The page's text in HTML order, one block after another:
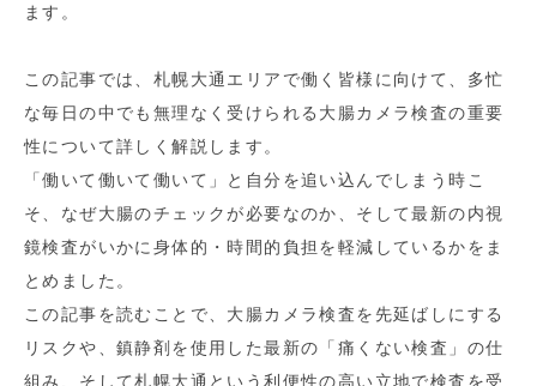
ます。
この記事では、札幌大通エリアで働く皆様に向けて、多忙
な毎日の中でも無理なく受けられる大腸カメラ検査の重要
性について詳しく解説します。
「働いて働いて働いて」と自分を追い込んでしまう時こ
そ、なぜ大腸のチェックが必要なのか、そして最新の内視
鏡検査がいかに身体的・時間的負担を軽減しているかをま
とめました。
この記事を読むことで、大腸カメラ検査を先延ばしにする
リスクや、鎮静剤を使用した最新の「痛くない検査」の仕
組み、そして札幌大通という利便性の高い立地で検査を受